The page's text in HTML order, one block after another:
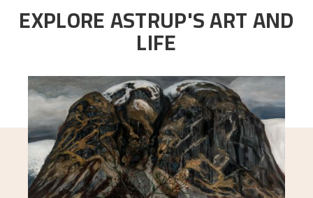
EXPLORE ASTRUP'S ART AND
LIFE